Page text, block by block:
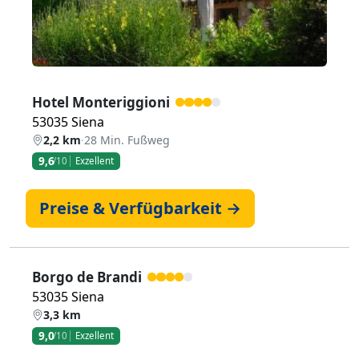
Hotel Monteriggioni
53035 Siena
2,2 km·28 Min. Fußweg
9,6/10 Exzellent
Preise & Verfügbarkeit →
Borgo de Brandi
53035 Siena
3,3 km
9,0/10 Exzellent